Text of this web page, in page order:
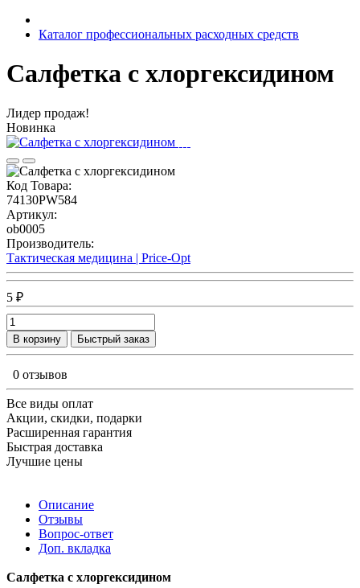
Каталог профессиональных расходных средств
Салфетка с хлоргексидином
Лидер продаж!
Новинка
Код Товара:
74130PW584
Артикул:
ob0005
Производитель:
Тактическая медицина | Price-Opt
5 ₽
В корзину Быстрый заказ
0 отзывов
Все виды оплат
Акции, скидки, подарки
Расширенная гарантия
Быстрая доставка
Лучшие цены
Описание
Отзывы
Вопрос-ответ
Доп. вкладка
Салфетка с хлоргексидином